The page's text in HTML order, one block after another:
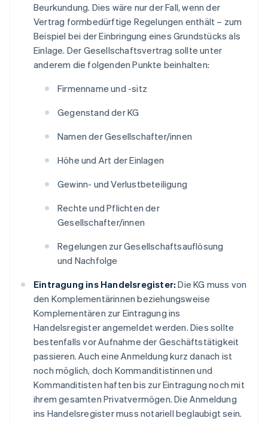
Beurkundung. Dies wäre nur der Fall, wenn der
Vertrag formbedürftige Regelungen enthält – zum
Beispiel bei der Einbringung eines Grundstücks als
Einlage. Der Gesellschaftsvertrag sollte unter
anderem die folgenden Punkte beinhalten:
Firmenname und -sitz
Gegenstand der KG
Namen der Gesellschafter/innen
Höhe und Art der Einlagen
Gewinn- und Verlustbeteiligung
Rechte und Pflichten der
Gesellschafter/innen
Regelungen zur Gesellschaftsauflösung
und Nachfolge
Eintragung ins Handelsregister: Die KG muss von
den Komplementärinnen beziehungsweise
Komplementären zur Eintragung ins
Handelsregister angemeldet werden. Dies sollte
bestenfalls vor Aufnahme der Geschäftstätigkeit
passieren. Auch eine Anmeldung kurz danach ist
noch möglich, doch Kommanditistinnen und
Kommanditisten haften bis zur Eintragung noch mit
ihrem gesamten Privatvermögen. Die Anmeldung
ins Handelsregister muss notariell beglaubigt sein.